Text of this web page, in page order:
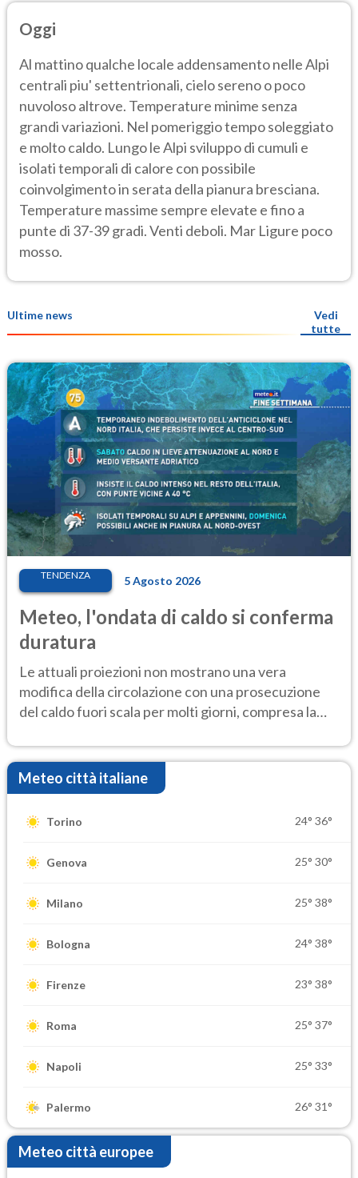
Oggi
Al mattino qualche locale addensamento nelle Alpi
centrali piu' settentrionali, cielo sereno o poco
nuvoloso altrove. Temperature minime senza
grandi variazioni. Nel pomeriggio tempo soleggiato
e molto caldo. Lungo le Alpi sviluppo di cumuli e
isolati temporali di calore con possibile
coinvolgimento in serata della pianura bresciana.
Temperature massime sempre elevate e fino a
punte di 37-39 gradi. Venti deboli. Mar Ligure poco
mosso.
Ultime news
Vedi
tutte
TENDENZA 5 Agosto 2026
Meteo, l'ondata di caldo si conferma
duratura
Le attuali proiezioni non mostrano una vera
modifica della circolazione con una prosecuzione
del caldo fuori scala per molti giorni, compresa la
Meteo città italiane
Torino 24° 36°
Genova 25° 30°
Milano 25° 38°
Bologna 24° 38°
Firenze 23° 38°
Roma 25° 37°
Napoli 25° 33°
Palermo 26° 31°
Meteo città europee